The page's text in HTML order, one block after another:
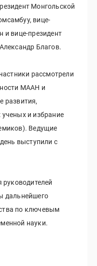
Монгольской
вице-
и вице-президент
Благов.
рассмотрели
МААН и
развития,
и избрание
Ведущие
выступили с
руководителей
дальнейшего
по ключевым
науки.